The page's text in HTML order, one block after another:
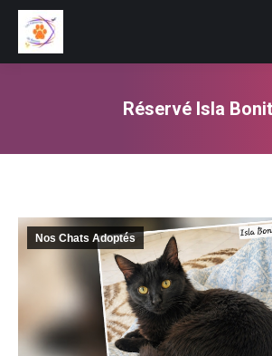
Réservé Isla
Nos Chats Adoptés